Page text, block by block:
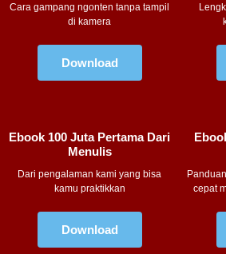
Cara gampang ngonten tanpa tampil
di kamera
Download
Ebook 100 Juta Pertama Dari
Menulis
Dari pengalaman kami yang bisa
kamu praktikkan
Download
cepat